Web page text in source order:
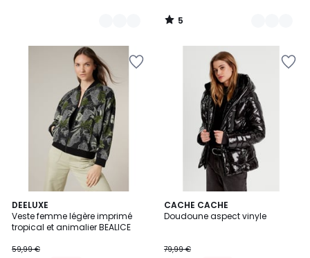
5
/
DEELUXE
Veste femme légère imprimé
tropical et animalier BEALICE
59,99 €
CACHE CACHE
Doudoune aspect vinyle
79,99 €
5
/